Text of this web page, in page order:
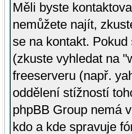
Měli byste
nemůžete najít,
se na kontakt.
(zkuste vyhledat na
freeserveru (např.
oddělení stížností
phpBB Group nemá
kdo a kde spravuje